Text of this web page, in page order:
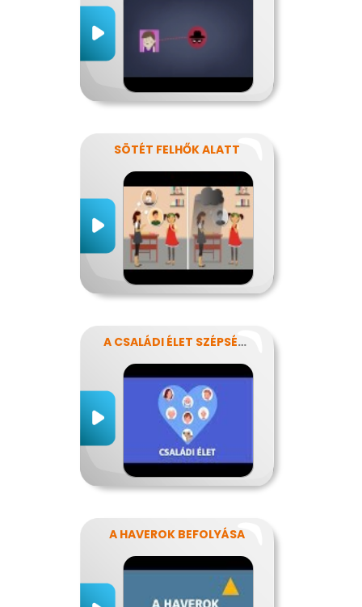
SÖTÉT FELHŐK ALATT
A CSALÁDI ÉLET SZÉPSÉGEI ÉS NEHÉZSÉGEI
A HAVEROK BEFOLYÁSA